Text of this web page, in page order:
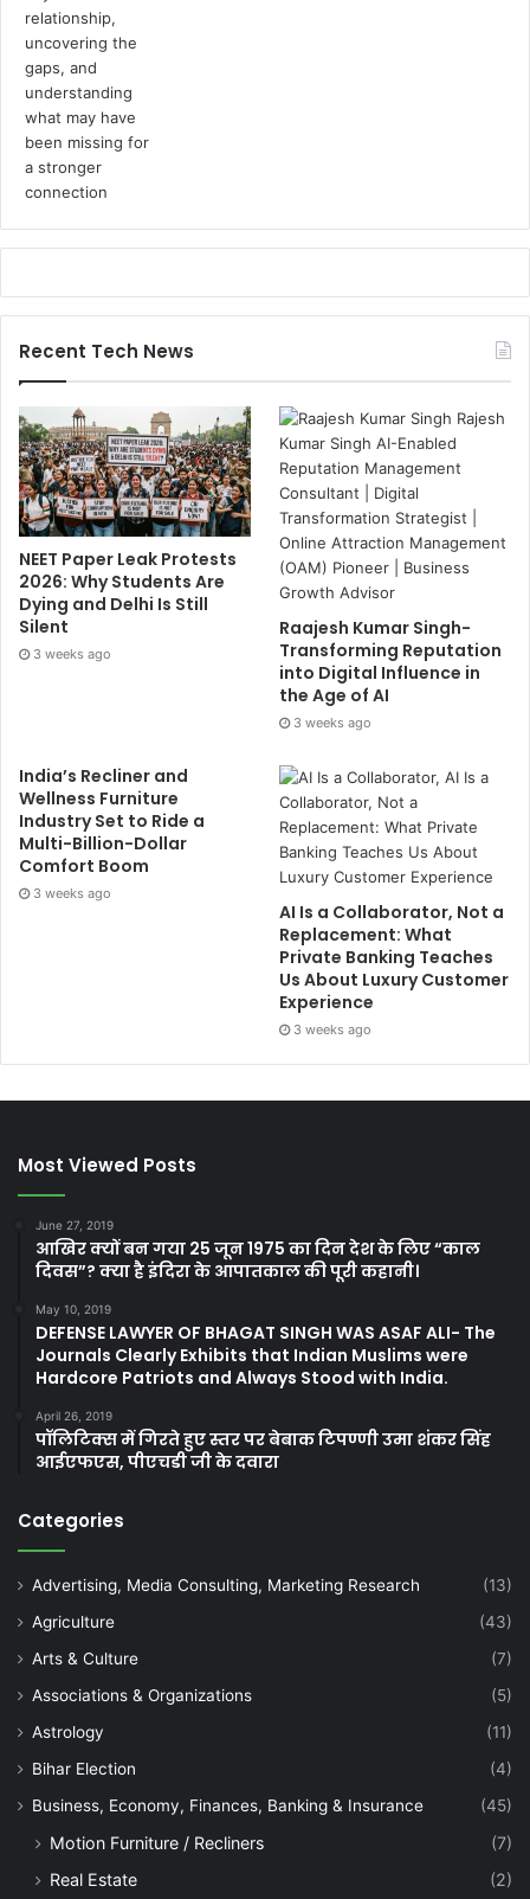
Recent Tech News
NEET Paper Leak Protests
2026: Why Students Are
Dying and Delhi Is Still
Silent
3 weeks ago
Raajesh Kumar Singh-
Transforming Reputation
into Digital Influence in
the Age of AI
3 weeks ago
India’s Recliner and
Wellness Furniture
Industry Set to Ride a
Multi-Billion-Dollar
Comfort Boom
3 weeks ago
AI Is a Collaborator, Not a
Replacement: What
Private Banking Teaches
Us About Luxury Customer
Experience
3 weeks ago
Most Viewed Posts
June 27, 2019
आखिर क्यों बन गया 25 जून 1975 का दिन देश के लिए “काल
दिवस”? क्या है इंदिरा के आपातकाल की पूरी कहानी।
May 10, 2019
DEFENSE LAWYER OF BHAGAT SINGH WAS ASAF ALI- The
Journals Clearly Exhibits that Indian Muslims were
Hardcore Patriots and Always Stood with India.
April 26, 2019
पॉलिटिक्स में गिरते हुए स्तर पर बेबाक टिपण्णी उमा शंकर सिंह
आईएफएस, पीएचडी जी के दवारा
Categories
Advertising, Media Consulting, Marketing Research
(13)
Agriculture
(43)
Arts & Culture
(7)
Associations & Organizations
(5)
Astrology
(11)
Bihar Election
(4)
Business, Economy, Finances, Banking & Insurance
(45)
Motion Furniture / Recliners
(7)
Real Estate
(2)